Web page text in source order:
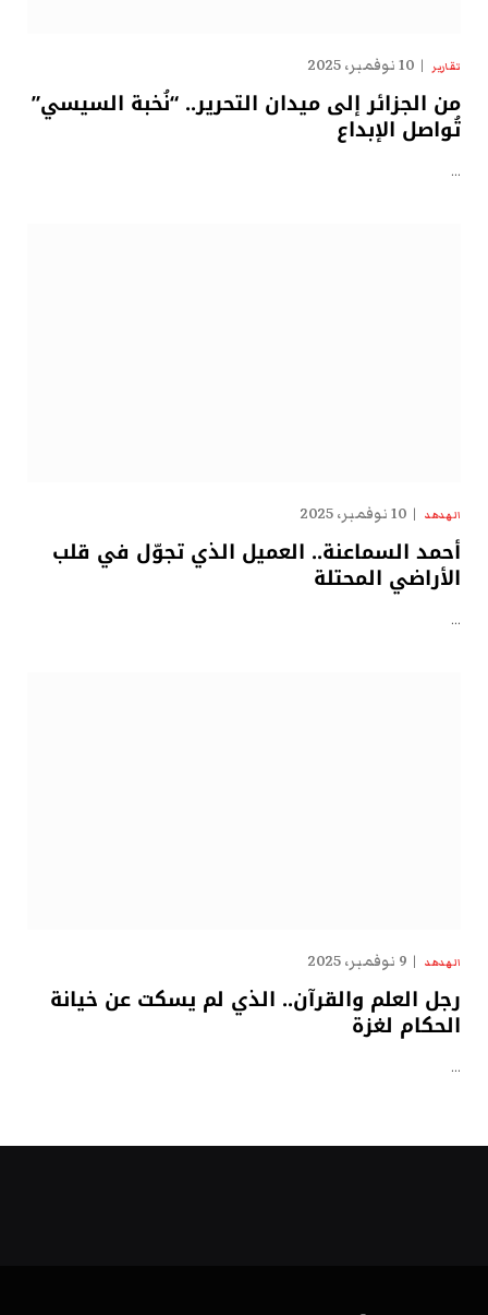
تقارير 10 نوفمبر، 2025
من الجزائر إلى ميدان التحرير.. “نُخبة السيسي”
تُواصل الإبداع
…
الهدهد 10 نوفمبر، 2025
أحمد السماعنة.. العميل الذي تجوّل في قلب
الأراضي المحتلة
…
الهدهد 9 نوفمبر، 2025
رجل العلم والقرآن.. الذي لم يسكت عن خيانة
الحكام لغزة
…